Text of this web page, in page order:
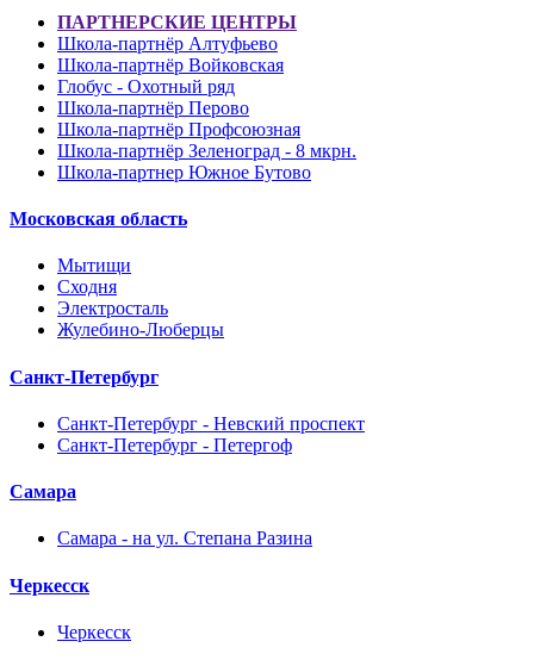
ПАРТНЕРСКИЕ ЦЕНТРЫ
Школа-партнёр Алтуфьево
Школа-партнёр Войковская
Глобус - Охотный ряд
Школа-партнёр Перово
Школа-партнёр Профсоюзная
Школа-партнёр Зеленоград - 8 мкрн.
Школа-партнер Южное Бутово
Московская область
Мытищи
Сходня
Электросталь
Жулебино-Люберцы
Санкт-Петербург
Санкт-Петербург - Невский проспект
Санкт-Петербург - Петергоф
Самара
Самара - на ул. Степана Разина
Черкесск
Черкесск